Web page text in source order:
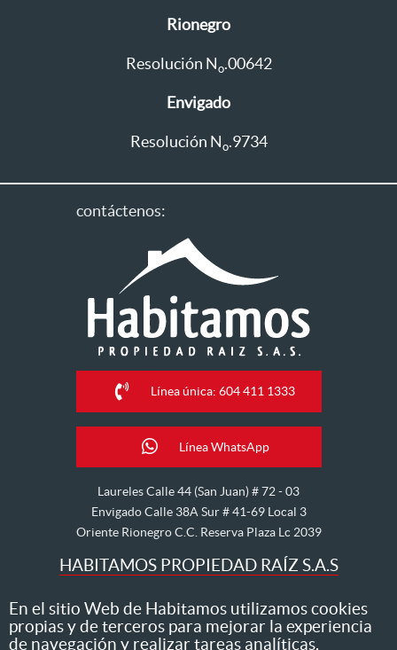
Rionegro
Resolución N o.00642
Envigado
Resolución N o.9734
contáctenos:
Línea única: 604 411 1333
Línea WhatsApp
Laureles Calle 44 (San Juan) # 72 - 03
Envigado Calle 38A Sur # 41-69 Local 3
Oriente Rionegro C.C. Reserva Plaza Lc 2039
HABITAMOS PROPIEDAD RAÍZ S.A.S
Nos dedicamos al arriendo, venta, hipoteca, avalúo y
administración de inmuebles
En el sitio Web de Habitamos utilizamos cookies
propias y de terceros para mejorar la experiencia
de navegación y realizar tareas analíticas.